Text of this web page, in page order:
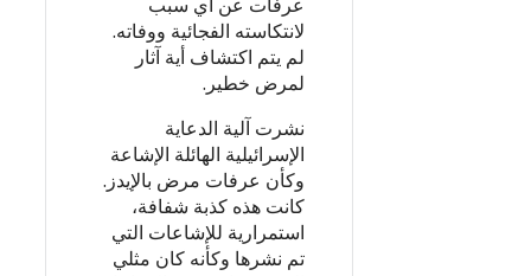
عرفات عن أي سبب
لانتكاسته الفجائية ووفاته.
لم يتم اكتشاف أية آثار
لمرض خطير.
نشرت آلية الدعاية
الإسرائيلية الهائلة الإشاعة
وكأن عرفات مرض بالإيدز.
كانت هذه كذبة شفافة،
استمرارية للإشاعات التي
تم نشرها وكأنه كان مثلي